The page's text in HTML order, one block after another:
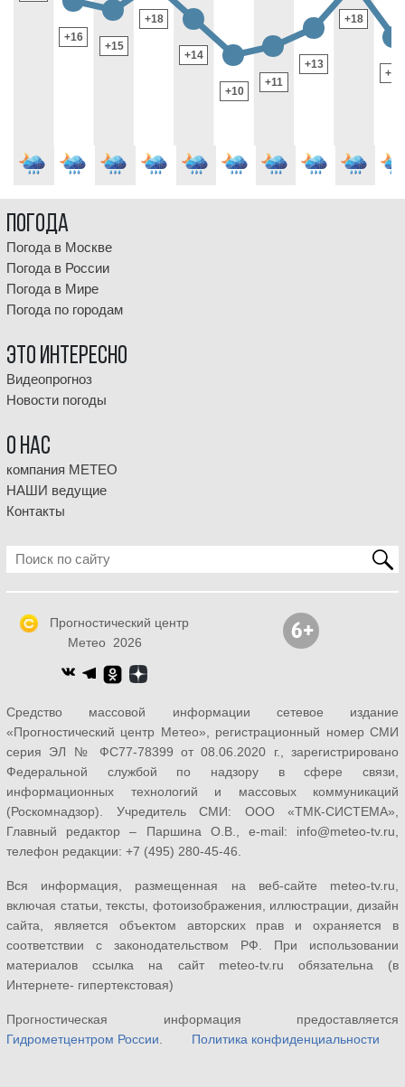
+16
+15
+18
+14
+10
+11
+13
+18
+12
737
Погода
Погода в Москве
Погода в России
Погода в Мире
Погода по городам
Это интересно
Видеопрогноз
Новости погоды
О НАС
компания МЕТЕО
НАШИ ведущие
Контакты
Прогностический центр
Метео 2026
Средство массовой информации сетевое издание
«Прогностический центр Метео», регистрационный номер СМИ
серия ЭЛ № ФС77-78399 от 08.06.2020 г., зарегистрировано
Федеральной службой по надзору в сфере связи,
информационных технологий и массовых коммуникаций
(Роскомнадзор). Учредитель СМИ: ООО «ТМК-СИСТЕМА»,
Главный редактор – Паршина О.В., e-mail: info@meteo-tv.ru,
телефон редакции: +7 (495) 280-45-46.
Вся информация, размещенная на веб-сайте meteo-tv.ru,
включая статьи, тексты, фотоизображения, иллюстрации, дизайн
сайта, является объектом авторских прав и охраняется в
соответствии с законодательством РФ. При использовании
материалов ссылка на сайт meteo-tv.ru обязательна (в
Интернете- гипертекстовая)
Прогностическая информация предоставляется
Гидрометцентром России. Политика конфиденциальности